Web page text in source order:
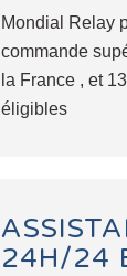
Mondial Relay
commande
la France , et
éligibles
24H/24